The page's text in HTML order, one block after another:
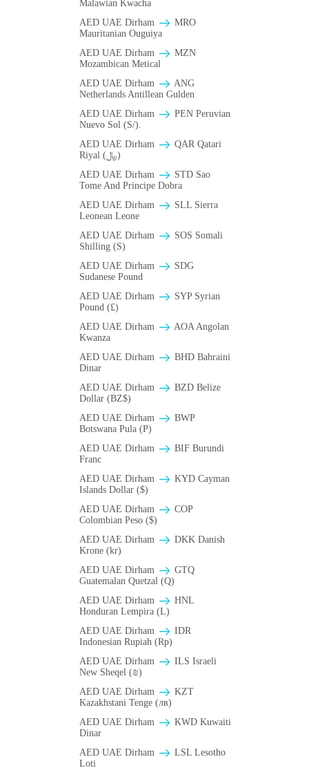
Malawian Kwacha
AED UAE Dirham
MRO
Mauritanian Ouguiya
AED UAE Dirham
MZN
Mozambican Metical
AED UAE Dirham
ANG
Netherlands Antillean Gulden
AED UAE Dirham
PEN Peruvian
Nuevo Sol (S/).
AED UAE Dirham
QAR Qatari
Riyal (﷼)
AED UAE Dirham
STD Sao
Tome And Principe Dobra
AED UAE Dirham
SLL Sierra
Leonean Leone
AED UAE Dirham
SOS Somali
Shilling (S)
AED UAE Dirham
SDG
Sudanese Pound
AED UAE Dirham
SYP Syrian
Pound (£)
AED UAE Dirham
AOA Angolan
Kwanza
AED UAE Dirham
BHD Bahraini
Dinar
AED UAE Dirham
BZD Belize
Dollar (BZ$)
AED UAE Dirham
BWP
Botswana Pula (P)
AED UAE Dirham
BIF Burundi
Franc
AED UAE Dirham
KYD Cayman
Islands Dollar ($)
AED UAE Dirham
COP
Colombian Peso ($)
AED UAE Dirham
DKK Danish
Krone (kr)
AED UAE Dirham
GTQ
Guatemalan Quetzal (Q)
AED UAE Dirham
HNL
Honduran Lempira (L)
AED UAE Dirham
IDR
Indonesian Rupiah (Rp)
AED UAE Dirham
ILS Israeli
New Sheqel (₪)
AED UAE Dirham
KZT
Kazakhstani Tenge (лв)
AED UAE Dirham
KWD Kuwaiti
Dinar
AED UAE Dirham
LSL Lesotho
Loti